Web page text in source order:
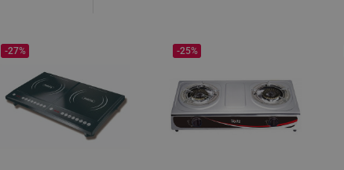
-27% -25%